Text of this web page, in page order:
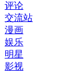
评论
交流站
漫画
娱乐
明星
影视